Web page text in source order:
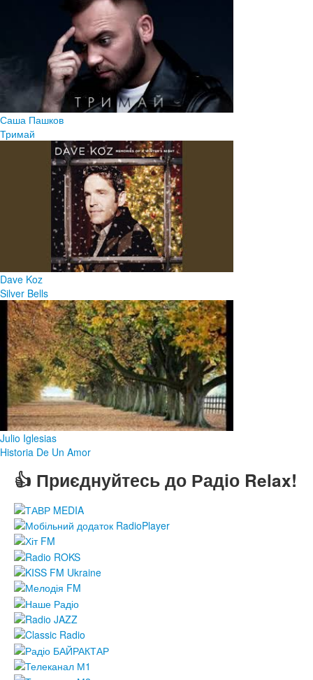
Саша Пашков
Тримай
Dave Koz
Silver Bells
Julio Iglesias
Historia De Un Amor
👍 Приєднуйтесь до Радіо Relax!